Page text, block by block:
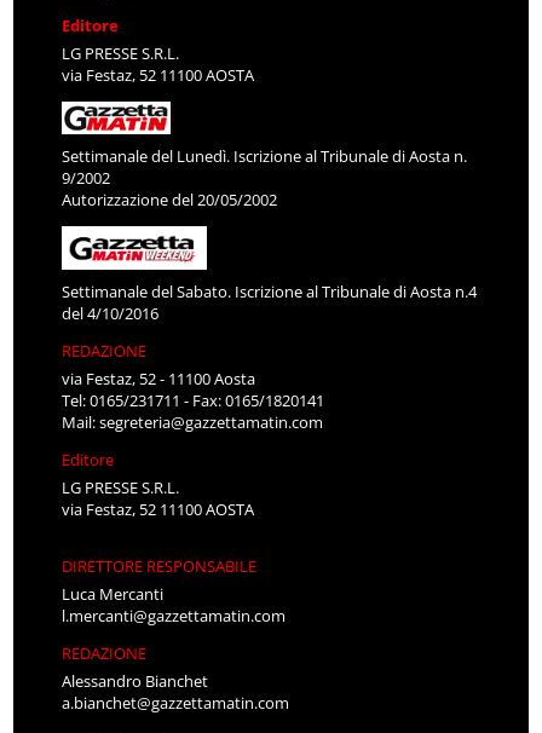
Editore
LG PRESSE S.R.L.
via Festaz, 52 11100 AOSTA
Settimanale del Lunedì. Iscrizione al Tribunale di Aosta n.
9/2002
Autorizzazione del 20/05/2002
Settimanale del Sabato. Iscrizione al Tribunale di Aosta n.4
del 4/10/2016
REDAZIONE
via Festaz, 52 - 11100 Aosta
Tel: 0165/231711 - Fax: 0165/1820141
Mail:segreteria@gazzettamatin.com
Editore
LG PRESSE S.R.L.
via Festaz, 52 11100 AOSTA
DIRETTORE RESPONSABILE
Luca Mercanti
l.mercanti@gazzettamatin.com
REDAZIONE
Alessandro Bianchet
a.bianchet@gazzettamatin.com